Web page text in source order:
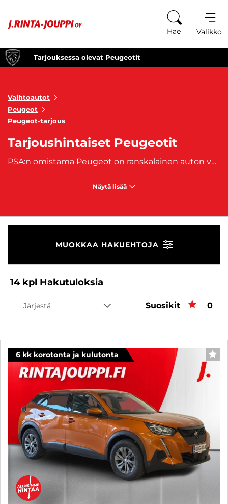
Hae Valikko
Tarjouksessa olevat Peugeotit
Vaihtoautot
Peugeot
Peugeot-tarjous
Tarjoushintaiset Peugeotit
PSA:n omistama Peugeot on ranskalainen auton valmistaja, joka perustettiin vuonna 1810. Suomalaisittain tunnettu "Pösö" on kehityksen edelläkävijä ja sen autot tunnetaan tyylikkäistä ominaisuuksista, ikonisen ulkonäön lisäksi. Oli sinulla sitten hakusessa laadukas henkilöauto, koko perheen tila-auto, hybridiauto tai pikkuauto, Peugeuotin valikoimasta löydät omasi. Suosittuja Peugeot-malleja ovat
Näytä lisää
MUOKKAA HAKUEHTOJA
14kpl Hakutuloksia
Järjestä Suosikit 0
6 kk korotonta ja kulutonta